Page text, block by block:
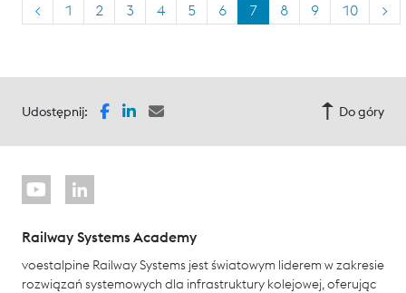
< 1 2 3 4 5 6 7 8 9 10 >
Udostępnij: Do góry
Railway Systems Academy
voestalpine Railway Systems jest światowym liderem w zakresie
rozwiązań systemowych dla infrastruktury kolejowej, oferując